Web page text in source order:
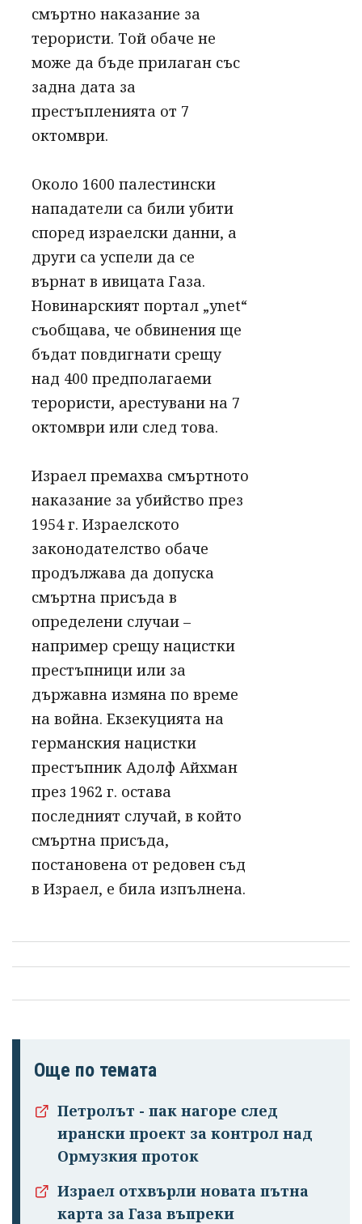
смъртно наказание за
терористи. Той обаче не
може да бъде прилаган със
задна дата за
престъпленията от 7
октомври.
Около 1600 палестински
нападатели са били убити
според израелски данни, а
други са успели да се
върнат в ивицата Газа.
Новинарският портал „ynet“
съобщава, че обвинения ще
бъдат повдигнати срещу
над 400 предполагаеми
терористи, арестувани на 7
октомври или след това.
Израел премахва смъртното
наказание за убийство през
1954 г. Израелското
законодателство обаче
продължава да допуска
смъртна присъда в
определени случаи –
например срещу нацистки
престъпници или за
държавна измяна по време
на война. Екзекуцията на
германския нацистки
престъпник Адолф Айхман
през 1962 г. остава
последният случай, в който
смъртна присъда,
постановена от редовен съд
в Израел, е била изпълнена.
Още по темата
Петролът - пак нагоре след
ирански проект за контрол над
Ормузкия проток
Израел отхвърли новата пътна
карта за Газа въпреки